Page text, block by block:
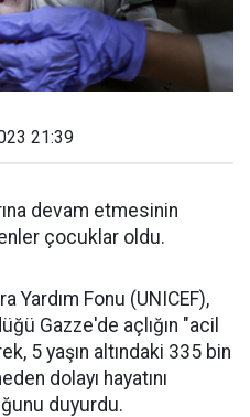
21:39
devam etmesinin
çocuklar oldu.
Yardım Fonu (UNICEF),
Gazze'de açlığın "acil
5 yaşın altındaki 335 bin
dolayı hayatını
duyurdu.